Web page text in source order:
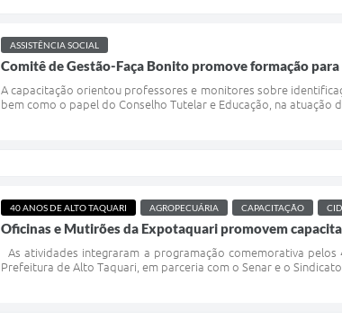
ASSISTÊNCIA SOCIAL
Comitê de Gestão-Faça Bonito promove formação
A capacitação orientou professores e monitores sobre
bem como o papel do Conselho Tutelar e Educação, na atuação
40 ANOS DE ALTO TAQUARI AGROPECUÁRIA CAPACITAÇÃO
Oficinas e Mutirões da Expotaquari promovem
As atividades integraram a programação comemorativa
Prefeitura de Alto Taquari, em parceria com o Senar e o